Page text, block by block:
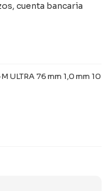
cuenta bancaria
ULTRA 76 mm 1,0 mm 10